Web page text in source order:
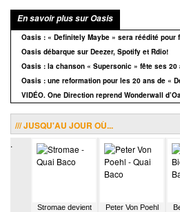
En savoir plus sur Oasis
Oasis : « Definitely Maybe » sera réédité pour
Oasis débarque sur Deezer, Spotify et Rdio!
Oasis : la chanson « Supersonic » fête ses 20
Oasis : une reformation pour les 20 ans de «
VIDÉO. One Direction reprend Wonderwall
/// JUSQU'AU JOUR OÙ...
.
Stromae devient Peter Von Poehl